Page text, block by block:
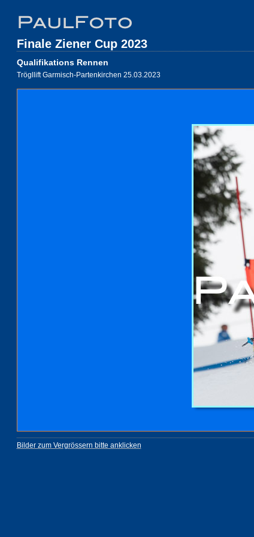
Finale Ziener Cup 2023
Qualifikations Rennen
Trögllift Garmisch-Partenkirchen 25.03.2023
Bilder zum Vergrössern bitte anklicken